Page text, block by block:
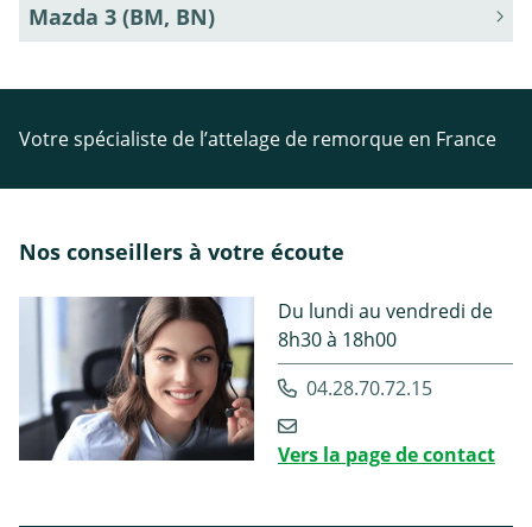
Mazda 3 (BM, BN)
Votre spécialiste de l’attelage de remorque en France
Nos conseillers à votre écoute
Du lundi au vendredi de
8h30 à 18h00
04.28.70.72.15
Vers la page de contact